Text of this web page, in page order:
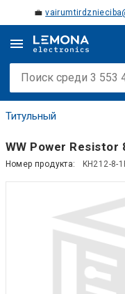
💼
Титульный
WW Power Resistor
Номер продукта: KH212-8-